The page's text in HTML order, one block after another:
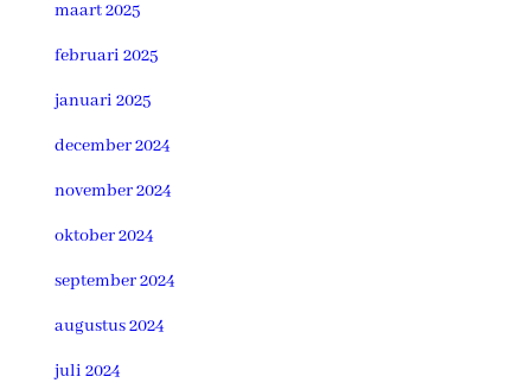
maart 2025
februari 2025
januari 2025
december 2024
november 2024
oktober 2024
september 2024
augustus 2024
juli 2024